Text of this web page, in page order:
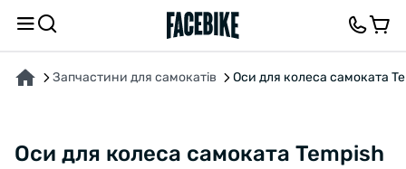
Запчастини для самокатів Оси для колеса самоката
Оси для колеса самоката Tempish
ПРО ТОВАР ВІДГУКИ ТА ЗАПИТАННЯ